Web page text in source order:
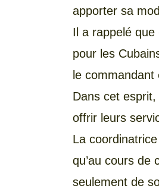
apporter sa
Il a rappelé
pour les
le commandant
Dans cet
offrir leurs
La
qu’au cours de
seulement de